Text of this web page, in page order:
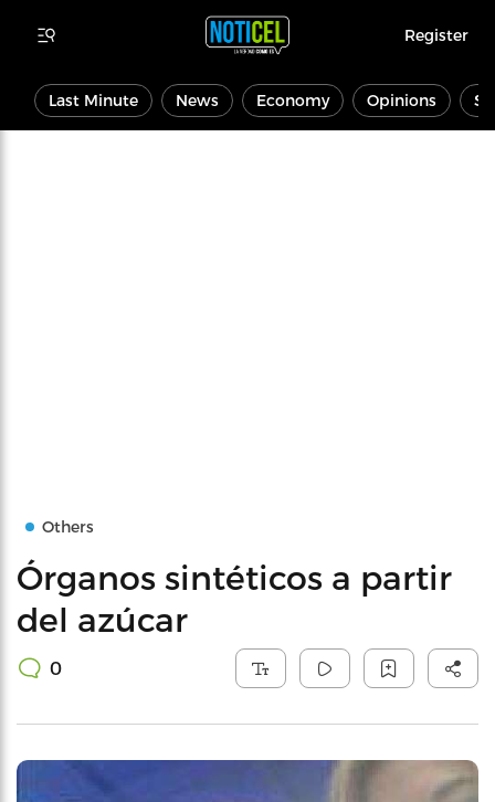
Register
Last Minute News Economy Opinions
Others
Órganos sintéticos a partir
del azúcar
0